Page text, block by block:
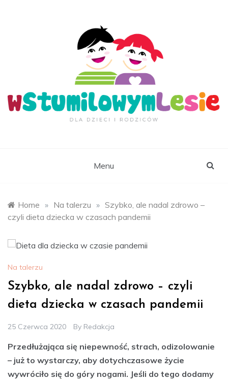
Menu
Home » Na talerzu » Szybko, ale nadal zdrowo –
czyli dieta dziecka w czasach pandemii
Na talerzu
Szybko, ale nadal zdrowo – czyli
dieta dziecka w czasach pandemii
25 Czerwca 2020 By Redakcja
Przedłużająca się niepewność, strach, odizolowanie
– już to wystarczy, aby dotychczasowe życie
wywróciło się do góry nogami. Jeśli do tego dodamy